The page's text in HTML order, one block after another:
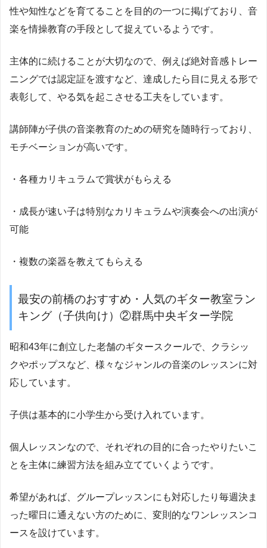
性や知性などを育てることを目的の一つに掲げており、音
楽を情操教育の手段として捉えているようです。
主体的に続けることが大切なので、例えば絶対音感トレー
ニングでは認定証を渡すなど、達成したら目に見える形で
表彰して、やる気を起こさせる工夫をしています。
講師陣が子供の音楽教育のための研究を随時行っており、
モチベーションが高いです。
・各種カリキュラムで賞状がもらえる
・成長が速い子は特別なカリキュラムや演奏会への出演が
可能
・複数の楽器を教えてもらえる
最安の前橋のおすすめ・人気のギター教室ラン
キング（子供向け）②群馬中央ギター学院
昭和43年に創立した老舗のギタースクールで、クラシッ
クやポップスなど、様々なジャンルの音楽のレッスンに対
応しています。
子供は基本的に小学生から受け入れています。
個人レッスンなので、それぞれの目的に合ったやりたいこ
とを主体に練習方法を組み立てていくようです。
希望があれば、グループレッスンにも対応したり毎週決ま
った曜日に通えない方のために、変則的なワンレッスンコ
ースを設けています。